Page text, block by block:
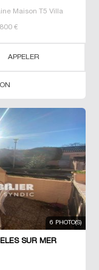
Maison T5 Villa
€
APPELER
6 PHOTO(S)
SUR MER